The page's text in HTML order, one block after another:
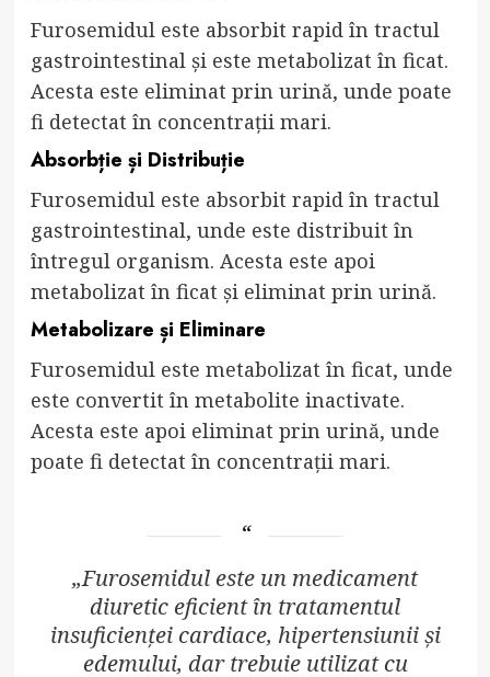
Furosemidul este absorbit rapid în tractul
gastrointestinal și este metabolizat în ficat.
Acesta este eliminat prin urină, unde poate
fi detectat în concentrații mari.
Absorbție și Distribuție
Furosemidul este absorbit rapid în tractul
gastrointestinal, unde este distribuit în
întregul organism. Acesta este apoi
metabolizat în ficat și eliminat prin urină.
Metabolizare și Eliminare
Furosemidul este metabolizat în ficat, unde
este convertit în metabolite inactivate.
Acesta este apoi eliminat prin urină, unde
poate fi detectat în concentrații mari.
„Furosemidul este un medicament
diuretic eficient în tratamentul
insuficienței cardiace, hipertensiunii și
edemului, dar trebuie utilizat cu